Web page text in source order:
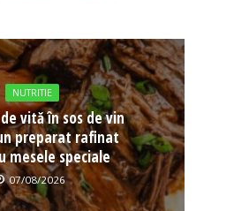
NUTRITIE
vită în sos de vin
preparat rafinat
mesele speciale
07/08/2026